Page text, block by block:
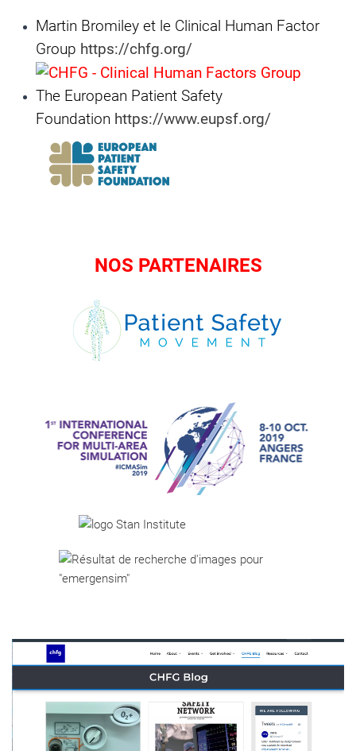
Martin Bromiley et le Clinical Human Factor
Group https://chfg.org/
The European Patient Safety
Foundation https://www.eupsf.org/
NOS PARTENAIRES